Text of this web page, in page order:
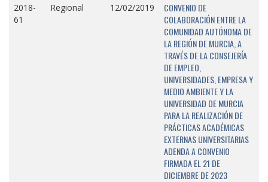
2018-
61
Regional 12/02/2019
CONVENIO DE
COLABORACIÓN ENTRE LA
COMUNIDAD AUTÓNOMA DE
LA REGIÓN DE MURCIA, A
TRAVÉS DE LA CONSEJERÍA
DE EMPLEO,
UNIVERSIDADES, EMPRESA Y
MEDIO AMBIENTE Y LA
UNIVERSIDAD DE MURCIA
PARA LA REALIZACIÓN DE
PRÁCTICAS ACADÉMICAS
EXTERNAS UNIVERSITARIAS
ADENDA A CONVENIO
FIRMADA EL 21 DE
DICIEMBRE DE 2023